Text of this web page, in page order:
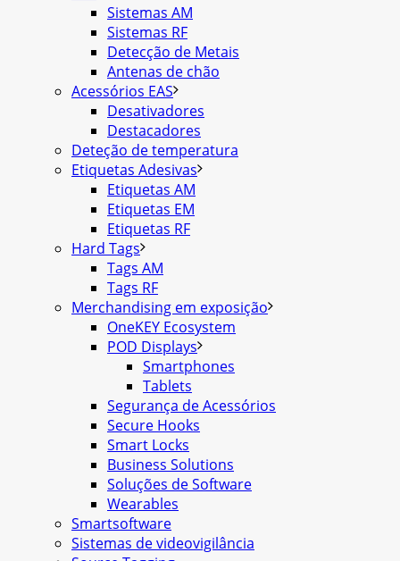
Sistemas AM
Sistemas RF
Detecção de Metais
Antenas de chão
Acessórios EAS
Desativadores
Destacadores
Deteção de temperatura
Etiquetas Adesivas
Etiquetas AM
Etiquetas EM
Etiquetas RF
Hard Tags
Tags AM
Tags RF
Merchandising em exposição
OneKEY Ecosystem
POD Displays
Smartphones
Tablets
Segurança de Acessórios
Secure Hooks
Smart Locks
Business Solutions
Soluções de Software
Wearables
Smartsoftware
Sistemas de videovigilância